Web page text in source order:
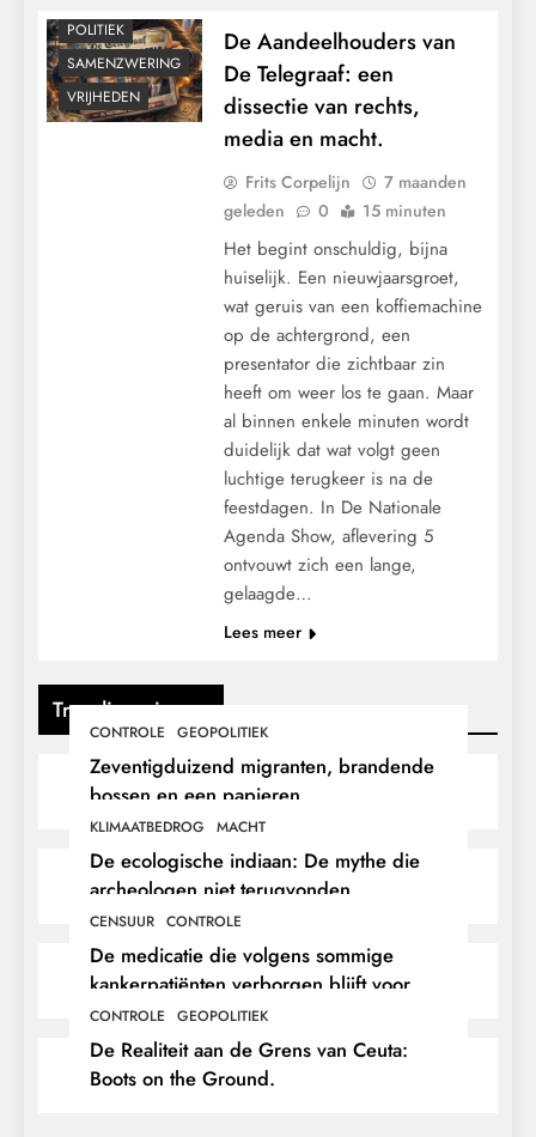
Trending nieuws
CONTROLE GEOPOLITIEK
Zeventigduizend migranten, brandende
bossen en een papieren
stikstofwerkelijkheid.
KLIMAATBEDROG MACHT
De ecologische indiaan: De mythe die
archeologen niet terugvonden.
CENSUUR CONTROLE
De medicatie die volgens sommige
kankerpatiënten verborgen blijft voor
hun eigen arts.
CONTROLE GEOPOLITIEK
De Realiteit aan de Grens van Ceuta:
Boots on the Ground.
POLITIEK
SAMENZWERING
VRIJHEDEN
De Aandeelhouders van
De Telegraaf: een
dissectie van rechts,
media en macht.
Frits Corpelijn
7 maanden
geleden
0 15 minuten
Het begint onschuldig, bijna
huiselijk. Een nieuwjaarsgroet,
wat geruis van een koffiemachine
op de achtergrond, een
presentator die zichtbaar zin
heeft om weer los te gaan. Maar
al binnen enkele minuten wordt
duidelijk dat wat volgt geen
luchtige terugkeer is na de
feestdagen. In De Nationale
Agenda Show, aflevering 5
ontvouwt zich een lange,
gelaagde…
Lees meer